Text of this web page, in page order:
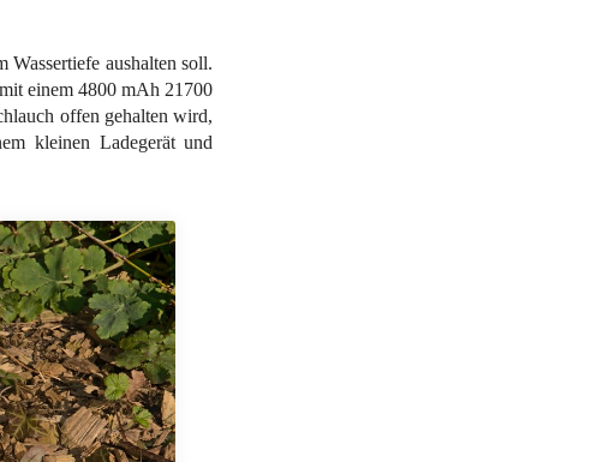
aushalten soll.
einem 4800 mAh 21700
offen gehalten wird,
kleinen Ladegerät und